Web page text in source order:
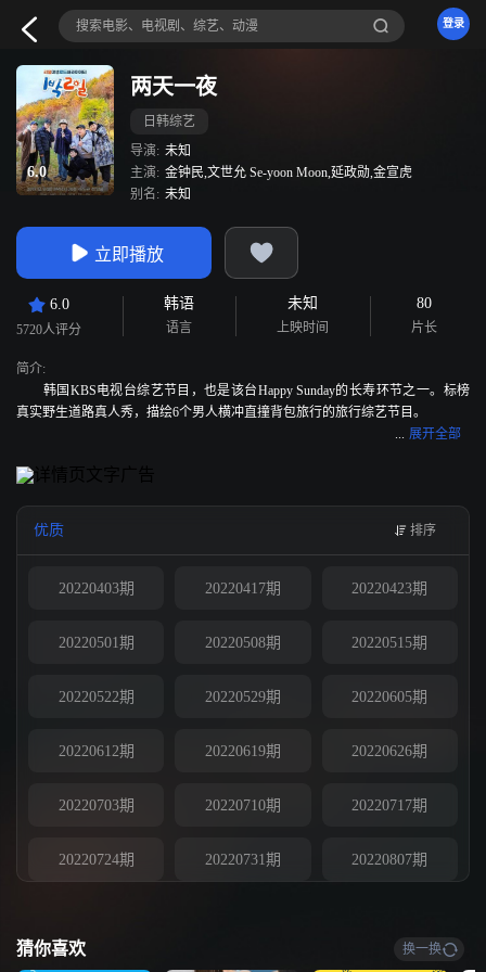
登录
6.0
两天一夜
日韩综艺
导演: 未知
主演: 金钟民,文世允 Se-yoon Moon,延政勋,金宣虎
别名: 未知
立即播放
6.0
5720人评分
韩语
语言
未知
上映时间
80
片长
简介:
韩国KBS电视台综艺节目，也是该台Happy Sunday的长寿环节之一。标榜
真实野生道路真人秀，描绘6个男人横冲直撞背包旅行的旅行综艺节目。
12月8日播出第四季。
优质 排序
20220403期 20220417期 20220423期
20220501期 20220508期 20220515期
20220522期 20220529期 20220605期
20220612期 20220619期 20220626期
20220703期 20220710期 20220717期
20220724期 20220731期 20220807期
20220925期 20221002期 20221009期
猜你喜欢 换一换